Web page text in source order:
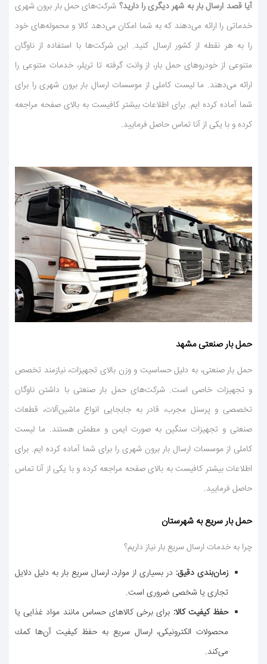
آیا قصد ارسال بار به شهر دیگری را دارید؟ شركت‌های حمل بار برون شهری
خدماتی را ارائه می‌دهند كه به شما امكان می‌دهد كالا و محموله‌های خود
را به هر نقطه از كشور ارسال كنید. این شركت‌ها با استفاده از ناوگان
متنوعی از خودروهای حمل بار، از وانت گرفته تا تریلر، خدمات متنوعی را
ارائه می‌دهند. ما لیست كاملی از موسسات ارسال بار برون شهری را برای
شما آماده كرده ایم. برای اطلاعات بیشتر كافیست به بالای صفحه مراجعه
كرده و با یكی از آنا تماس حاصل فرمایید.
حمل بار صنعتی مشهد
حمل بار صنعتی، به دلیل حساسیت و وزن بالای تجهیزات، نیازمند تخصص
و تجهیزات خاصی است. شركت‌های حمل بار صنعتی با داشتن ناوگان
تخصصی و پرسنل مجرب، قادر به جابجایی انواع ماشین‌آلات، قطعات
صنعتی و تجهیزات سنگین به صورت ایمن و مطمئن هستند. ما لیست
كاملی از موسسات ارسال بار برون شهری را برای شما آماده كرده ایم. برای
اطلاعات بیشتر كافیست به بالای صفحه مراجعه كرده و با یكی از آنا تماس
حاصل فرمایید.
حمل بار سریع به شهرستان
چرا به خدمات ارسال سریع بار نیاز داریم؟
زمان‌بندی دقیق: در بسیاری از موارد، ارسال سریع بار به دلیل دلایل
تجاری یا شخصی ضروری است.
حفظ كیفیت كالا: برای برخی كالاهای حساس مانند مواد غذایی یا
محصولات الكترونیكی، ارسال سریع به حفظ كیفیت آن‌ها كمك
می‌كند.